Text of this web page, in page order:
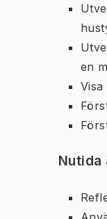
en
Nutida